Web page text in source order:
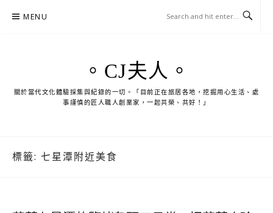
MENU
。CJ夫人。
關於當代文化體驗採集與紀錄的一切。「目前正在旅居各地，挖掘用心生活、處
事謹慎的匠人職人創業家，一起共榮、共好！」
標籤: 七星潭附近美食